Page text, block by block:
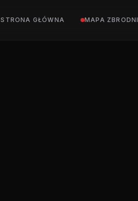
STRONA GŁÓWNA MAPA ZBRODNI